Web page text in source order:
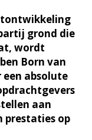
grond die
wordt
Born van
een absolute
aan
prestaties op